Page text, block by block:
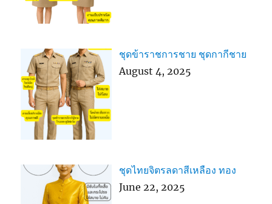
ชุดข้าราชการชาย ชุดกากีชาย
August 4, 2025
ชุดไทยจิตรลดาสีเหลือง ทอง
June 22, 2025